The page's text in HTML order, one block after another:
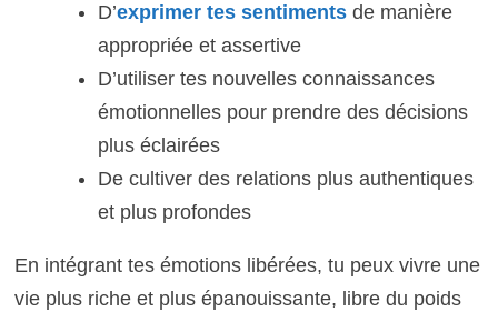
D’exprimer tes sentimentsde manière
appropriée et assertive
D’utiliser tes nouvelles connaissances
émotionnelles pour prendre des décisions
plus éclairées
De cultiver des relations plus authentiques
et plus profondes
En intégrant tes émotions libérées, tu peux vivre une
vie plus riche et plus épanouissante, libre du poids